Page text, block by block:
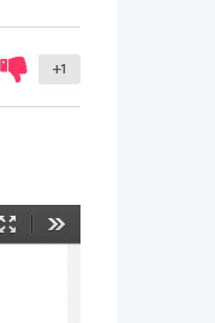
+1
Način